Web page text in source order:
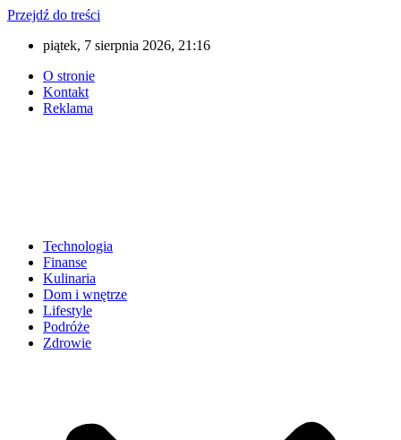
Przejdź do treści
piątek, 7 sierpnia 2026, 21:16
O stronie
Kontakt
Reklama
Technologia
Finanse
Kulinaria
Dom i wnętrze
Lifestyle
Podróże
Zdrowie